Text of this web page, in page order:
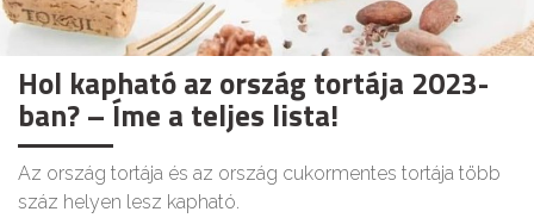
Hol kapható az ország tortája 2023-
ban? – Íme a teljes lista!
Az ország tortája és az ország cukormentes tortája több
száz helyen lesz kapható.